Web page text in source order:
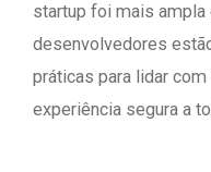
startup foi mais
desenvolvedores
práticas para lidar
experiência segura a